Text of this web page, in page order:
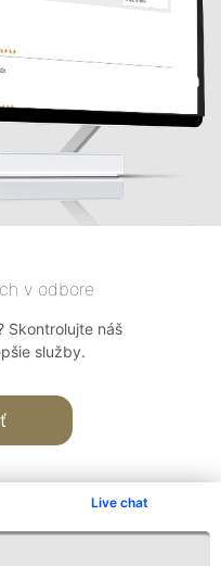
Live chat
v odbore
Skontrolujte náš
služby.